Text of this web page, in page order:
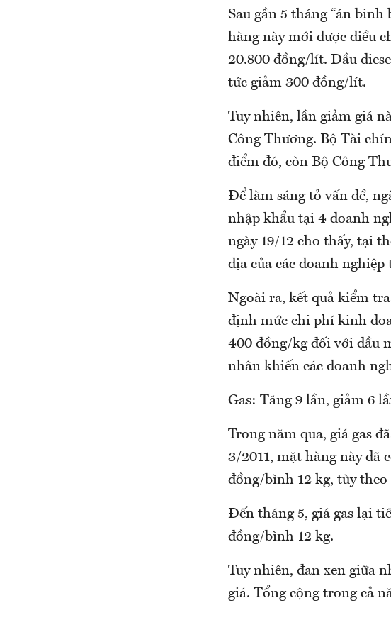
Sau gần 5 tháng “án binh
hàng này mới được điều
20.800 đồng/lít. Dầu
tức giảm 300 đồng/lít.
Tuy nhiên, lần giảm giá
Công Thương. Bộ Tài
điểm đó, còn Bộ Công
Để làm sáng tỏ vấn đề,
nhập khẩu tại 4 doanh
ngày 19/12 cho thấy, tại
địa của các doanh
Ngoài ra, kết quả kiểm
định mức chi phí kinh
400 đồng/kg đối với dầu
nhân khiến các doanh
Gas: Tăng 9 lần, giảm 6
Trong năm qua, giá gas
3/2011, mặt hàng này đã
đồng/bình 12 kg, tùy theo
Đến tháng 5, giá gas lại
đồng/bình 12 kg.
Tuy nhiên, đan xen giữa
giá. Tổng cộng trong cả